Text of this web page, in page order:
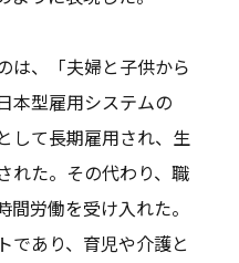
は、「夫婦と子供から
本型雇用システムの
して長期雇用され、生
れた。その代わり、職
労働を受け入れた。
であり、育児や介護と